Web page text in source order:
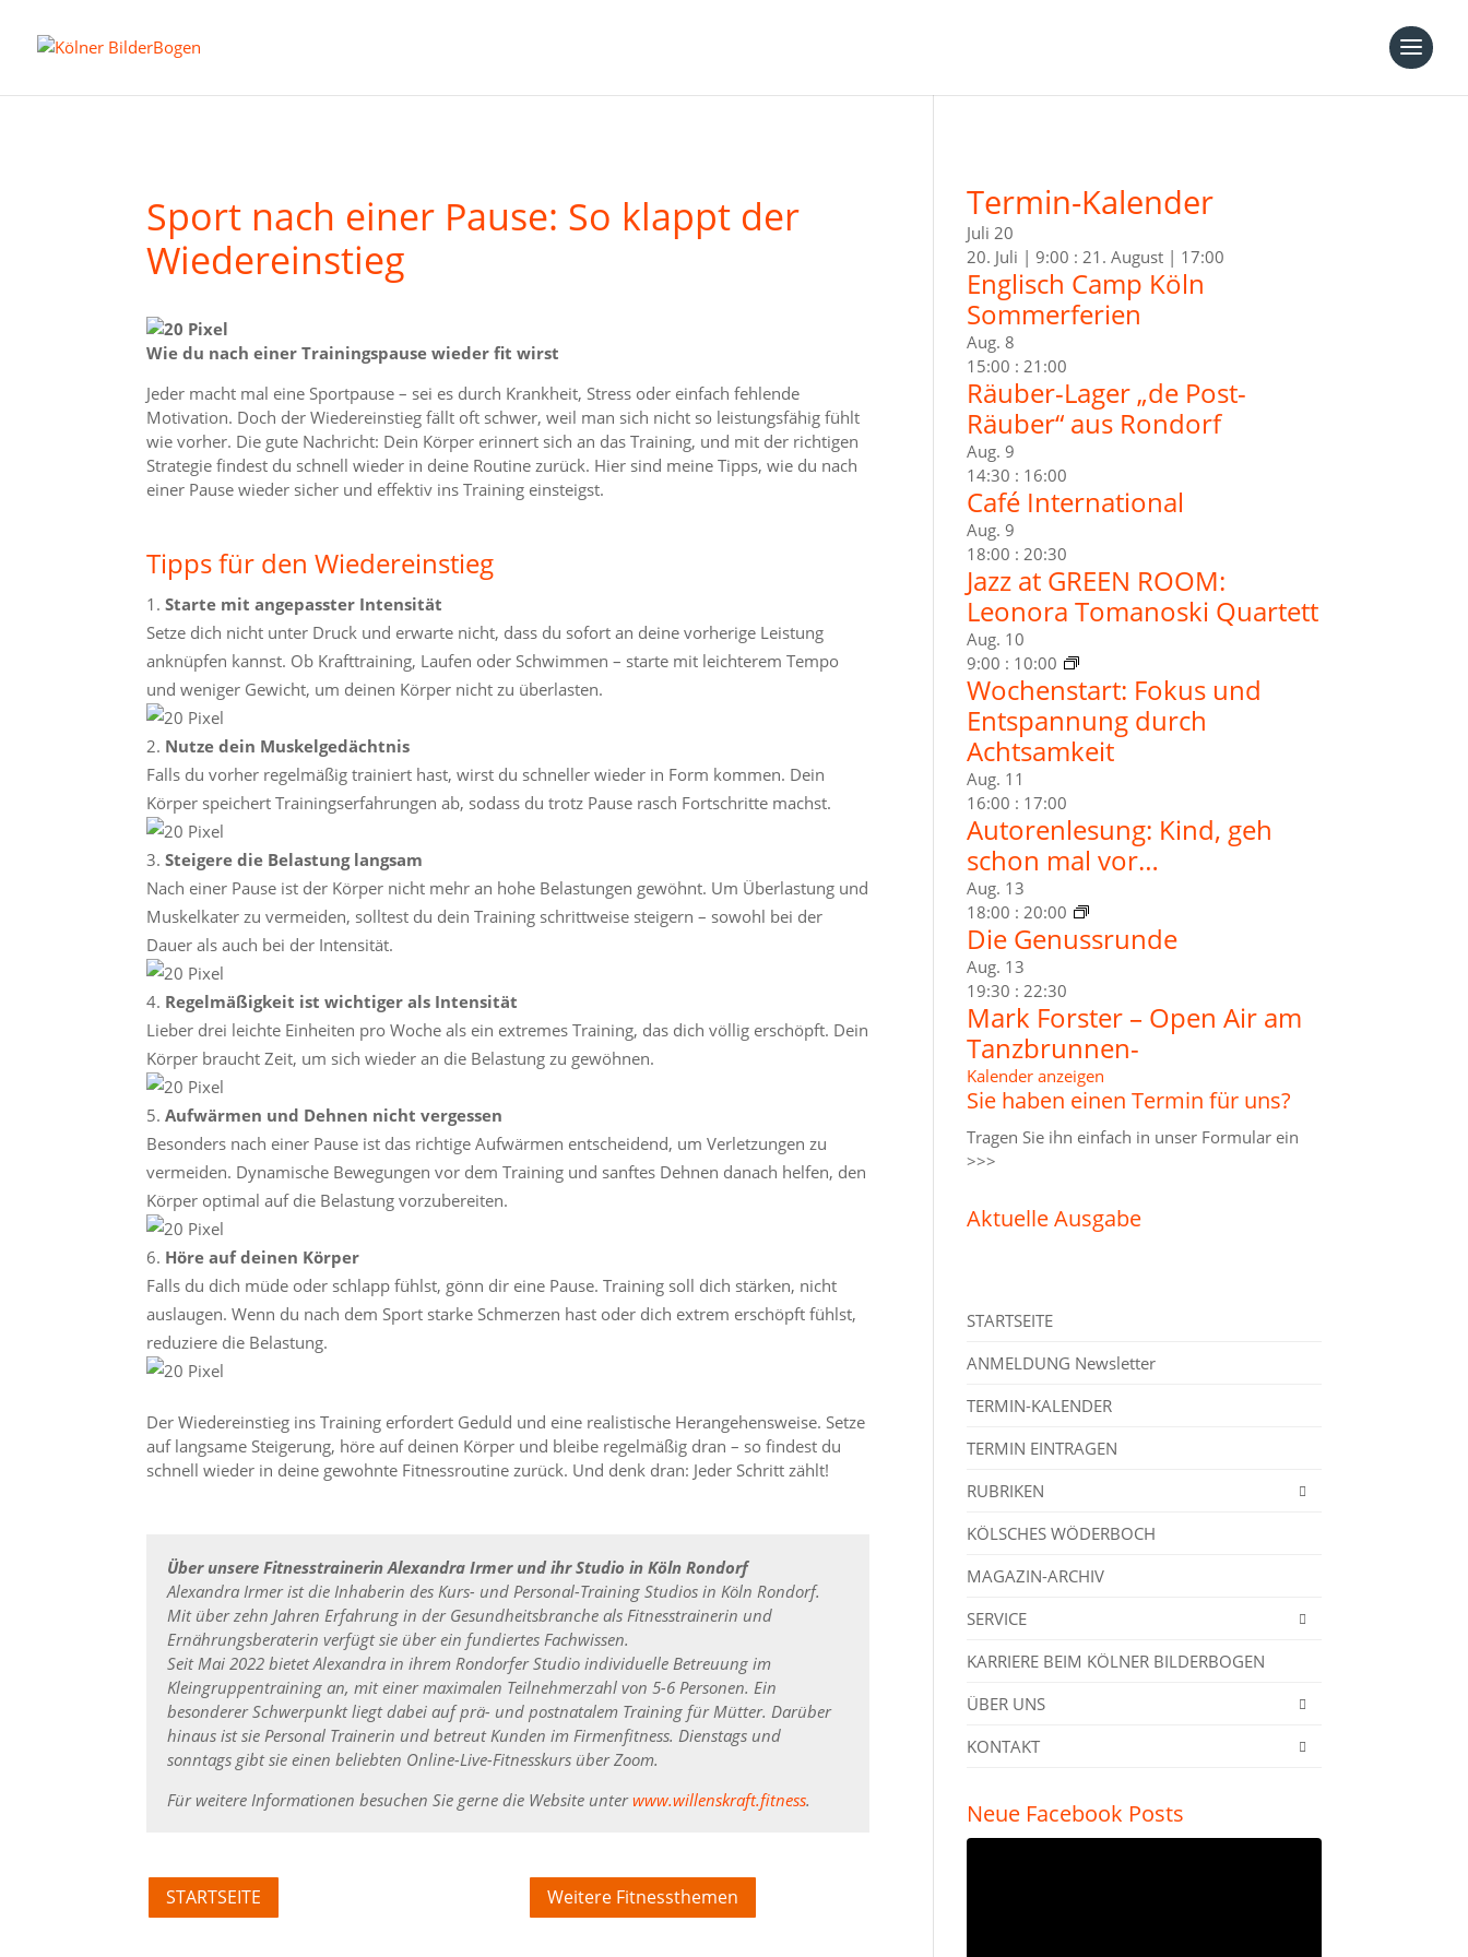
Sport nach einer Pause: So klappt der
Wiedereinstieg
Wie du nach einer Trainingspause wieder fit wirst
Jeder macht mal eine Sportpause – sei es durch Krankheit, Stress oder einfach fehlende
Motivation. Doch der Wiedereinstieg fällt oft schwer, weil man sich nicht so leistungsfähig fühlt
wie vorher. Die gute Nachricht: Dein Körper erinnert sich an das Training, und mit der richtigen
Strategie findest du schnell wieder in deine Routine zurück. Hier sind meine Tipps, wie du nach
einer Pause wieder sicher und effektiv ins Training einsteigst.
Tipps für den Wiedereinstieg
Starte mit angepasster Intensität
Setze dich nicht unter Druck und erwarte nicht, dass du sofort an deine vorherige Leistung
anknüpfen kannst. Ob Krafttraining, Laufen oder Schwimmen – starte mit leichterem Tempo
und weniger Gewicht, um deinen Körper nicht zu überlasten.
Nutze dein Muskelgedächtnis
Falls du vorher regelmäßig trainiert hast, wirst du schneller wieder in Form kommen. Dein
Körper speichert Trainingserfahrungen ab, sodass du trotz Pause rasch Fortschritte machst.
Steigere die Belastung langsam
Nach einer Pause ist der Körper nicht mehr an hohe Belastungen gewöhnt. Um Überlastung und
Muskelkater zu vermeiden, solltest du dein Training schrittweise steigern – sowohl bei der
Dauer als auch bei der Intensität.
Regelmäßigkeit ist wichtiger als Intensität
Lieber drei leichte Einheiten pro Woche als ein extremes Training, das dich völlig erschöpft. Dein
Körper braucht Zeit, um sich wieder an die Belastung zu gewöhnen.
Aufwärmen und Dehnen nicht vergessen
Besonders nach einer Pause ist das richtige Aufwärmen entscheidend, um Verletzungen zu
vermeiden. Dynamische Bewegungen vor dem Training und sanftes Dehnen danach helfen, den
Körper optimal auf die Belastung vorzubereiten.
Höre auf deinen Körper
Falls du dich müde oder schlapp fühlst, gönn dir eine Pause. Training soll dich stärken, nicht
auslaugen. Wenn du nach dem Sport starke Schmerzen hast oder dich extrem erschöpft fühlst,
reduziere die Belastung.
Der Wiedereinstieg ins Training erfordert Geduld und eine realistische Herangehensweise. Setze
auf langsame Steigerung, höre auf deinen Körper und bleibe regelmäßig dran – so findest du
schnell wieder in deine gewohnte Fitnessroutine zurück. Und denk dran: Jeder Schritt zählt!
Über unsere Fitnesstrainerin Alexandra Irmer und ihr Studio in Köln Rondorf
Alexandra Irmer ist die Inhaberin des Kurs- und Personal-Training Studios in Köln Rondorf.
Mit über zehn Jahren Erfahrung in der Gesundheitsbranche als Fitnesstrainerin und
Ernährungsberaterin verfügt sie über ein fundiertes Fachwissen.
Seit Mai 2022 bietet Alexandra in ihrem Rondorfer Studio individuelle Betreuung im
Kleingruppentraining an, mit einer maximalen Teilnehmerzahl von 5-6 Personen. Ein
besonderer Schwerpunkt liegt dabei auf prä- und postnatalem Training für Mütter. Darüber
hinaus ist sie Personal Trainerin und betreut Kunden im Firmenfitness. Dienstags und
sonntags gibt sie einen beliebten Online-Live-Fitnesskurs über Zoom.
Für weitere Informationen besuchen Sie gerne die Website unterwww.willenskraft.fitness.
STARTSEITE Weitere Fitnessthemen
Termin-Kalender
Juli 20
20. Juli | 9:00 : 21. August | 17:00
Englisch Camp Köln
Sommerferien
Aug. 8
15:00 : 21:00
Räuber-Lager „de Post-
Räuber“ aus Rondorf
Aug. 9
14:30 : 16:00
Café International
Aug. 9
18:00 : 20:30
Jazz at GREEN ROOM:
Leonora Tomanoski Quartett
Aug. 10
9:00 : 10:00
Wochenstart: Fokus und
Entspannung durch
Achtsamkeit
Aug. 11
16:00 : 17:00
Autorenlesung: Kind, geh
schon mal vor…
Aug. 13
18:00 : 20:00
Die Genussrunde
Aug. 13
19:30 : 22:30
Mark Forster – Open Air am
Tanzbrunnen-
Kalender anzeigen
Sie haben einen Termin für uns?
Tragen Sie ihn einfach in unser Formular ein
>>>
Aktuelle Ausgabe
STARTSEITE
ANMELDUNG Newsletter
TERMIN-KALENDER
TERMIN EINTRAGEN
RUBRIKEN
KÖLSCHES WÖDERBOCH
MAGAZIN-ARCHIV
SERVICE
KARRIERE BEIM KÖLNER BILDERBOGEN
ÜBER UNS
KONTAKT
Neue Facebook Posts